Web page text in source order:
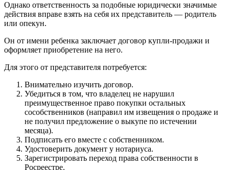
Однако ответственность за подобные юридически значимые
действия вправе взять на себя их представитель — родитель
или опекун.
Он от имени ребенка заключает договор купли-продажи и
оформляет приобретение на него.
Для этого от представителя потребуется:
Внимательно изучить договор.
Убедиться в том, что владелец не нарушил
преимущественное право покупки остальных
сособственников (направил им извещения о продаже и
не получил предложение о выкупе по истечении
месяца).
Подписать его вместе с собственником.
Удостоверить документ у нотариуса.
Зарегистрировать переход права собственности в
Росреестре.